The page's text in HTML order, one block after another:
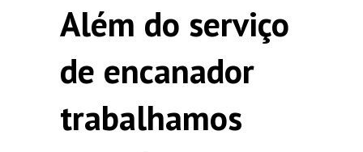
Além do serviço
de encanador
trabalhamos